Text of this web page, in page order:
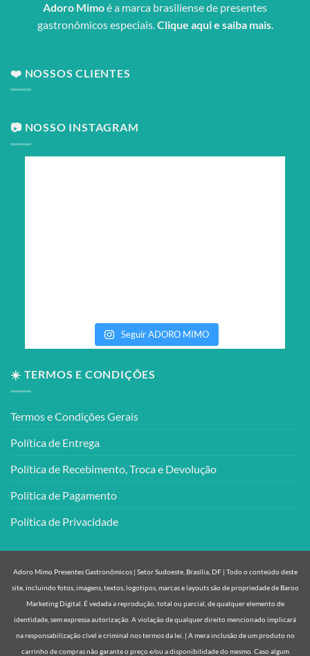
Adoro Mimoé a marca brasiliense de presentes
gastronômicos especiais.Clique aqui e saiba mais.
❤️ NOSSOS CLIENTES
📷 NOSSO INSTAGRAM
Seguir ADORO MIMO
☀️ TERMOS E CONDIÇÕES
Termos e Condições Gerais
Política de Entrega
Política de Recebimento, Troca e Devolução
Política de Pagamento
Política de Privacidade
Adoro Mimo Presentes Gastronômicos | Setor Sudoeste, Brasília, DF | Todo o conteúdo deste
site, incluindo fotos, imagens, textos, logotipos, marcas e layouts são de propriedade de Baroo
Marketing Digital. É vedada a reprodução, total ou parcial, de qualquer elemento de
identidade, sem expressa autorização. A violação de qualquer direito mencionado implicará
na responsabilização cível e criminal nos termos da lei. | A mera inclusão de um produto no
carrinho de compras não garante o preço e/ou a disponibilidade do mesmo. Caso algum